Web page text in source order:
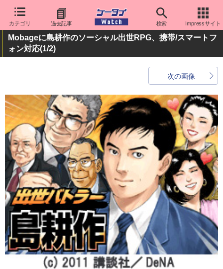
カテゴリ 過去記事 検索 Impressサイト
Mobageに島耕作のソーシャル出世RPG、携帯/スマートフ
ォン対応(1/2)
次の画像